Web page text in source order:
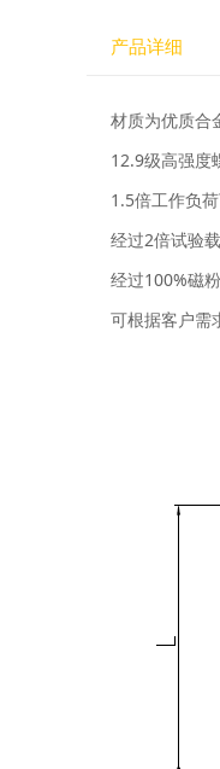
产品详细
材质为优质合
12.9级高强度
1.5倍工作负
经过2倍试验
经过100%磁
可根据客户需